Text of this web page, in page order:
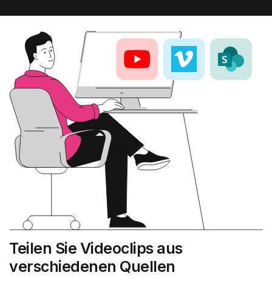
Teilen Sie Videoclips aus
verschiedenen Quellen